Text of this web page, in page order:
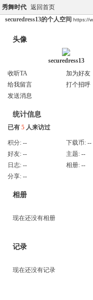
秀舞时代 返回首页
securedress13的个人空间 https://
头像
securedress13
收听TA
加为好友
给我留言
打个招呼
发送消息
统计信息
已有 5 人来访过
积分: -- 下载币: --
好友: -- 主题: --
日志: -- 相册: --
分享: --
相册
现在还没有相册
记录
现在还没有记录